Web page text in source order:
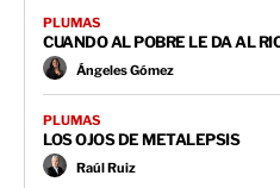
PLUMAS
CUANDO AL POBRE LE DA AL
Ángeles Gómez
PLUMAS
LOS OJOS DE METALEPSIS
Raúl Ruiz